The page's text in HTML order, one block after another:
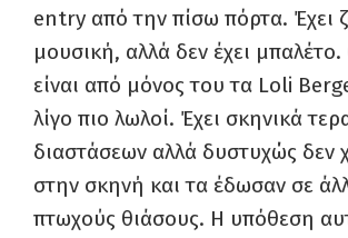
entry από την πίσω πόρτα. Έχει
μουσική, αλλά δεν έχει
είναι από μόνος του τα Loli
λίγο πιο λωλοί. Έχει σκηνικά
διαστάσεων αλλά δυστυχώς δεν
στην σκηνή και τα έδωσαν σε
πτωχούς θιάσους. Η υπόθεση